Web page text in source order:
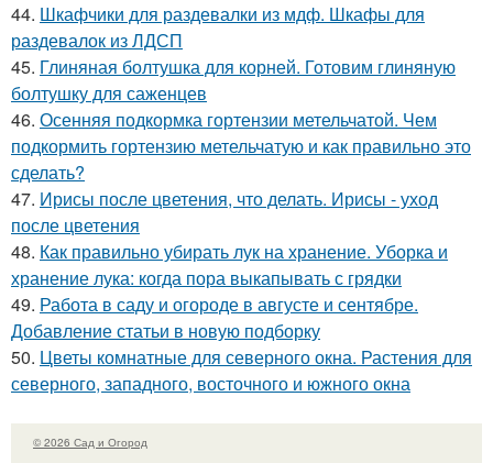
44. Шкафчики для раздевалки из мдф. Шкафы для
раздевалок из ЛДСП
45. Глиняная болтушка для корней. Готовим глиняную
болтушку для саженцев
46. Осенняя подкормка гортензии метельчатой. Чем
подкормить гортензию метельчатую и как правильно это
сделать?
47. Ирисы после цветения, что делать. Ирисы - уход
после цветения
48. Как правильно убирать лук на хранение. Уборка и
хранение лука: когда пора выкапывать с грядки
49. Работа в саду и огороде в августе и сентябре.
Добавление статьи в новую подборку
50. Цветы комнатные для северного окна. Растения для
северного, западного, восточного и южного окна
© 2026 Сад и Огород